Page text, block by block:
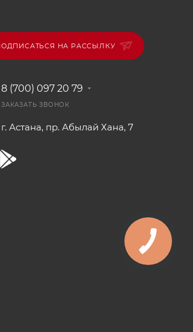
НА РАССЫЛКУ
8 (700) 097 20 79
ЗАКАЗАТЬ ЗВОНОК
г. Астана, пр. Абылай Хана, 7